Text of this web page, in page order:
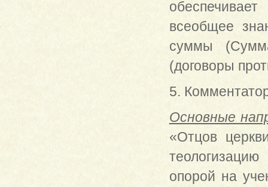
всеобщее
суммы
(договоры
5.
Основные
«Отцов
опорой на